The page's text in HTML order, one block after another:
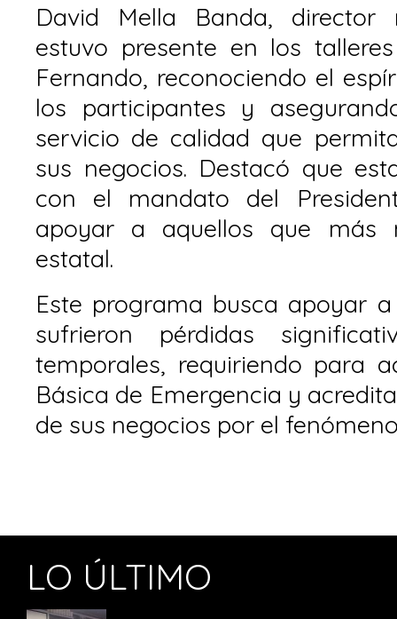
David Mella Banda, director
estuvo presente en los
Fernando, reconociendo el
los participantes y
servicio de calidad que
sus negocios. Destacó que
con el mandato del
apoyar a aquellos que más
estatal.
Este programa busca apoyar
sufrieron pérdidas
temporales, requiriendo para
Básica de Emergencia y
de sus negocios por el
LO ÚLTIMO